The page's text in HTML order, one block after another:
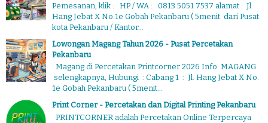
Pemesanan, klik : HP / WA : 0813 5051 7537 alamat : Jl.
Hang Jebat X No.1e Gobah Pekanbaru ( 5menit dari Pusat
kota Pekanbaru / Kantor...
Lowongan Magang Tahun 2026 - Pusat Percetakan
Pekanbaru
Magang di Percetakan Printcorner 2026 Info MAGANG
selengkapnya, Hubungi : Cabang 1 : Jl. Hang Jebat X No.
1e Gobah Pekanbaru ( 5menit...
Print Corner - Percetakan dan Digital Printing Pekanbaru
PRINTCORNER adalah Percetakan Online Terpercaya